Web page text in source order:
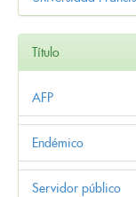
Título
AFP
Endémico
Servidor público